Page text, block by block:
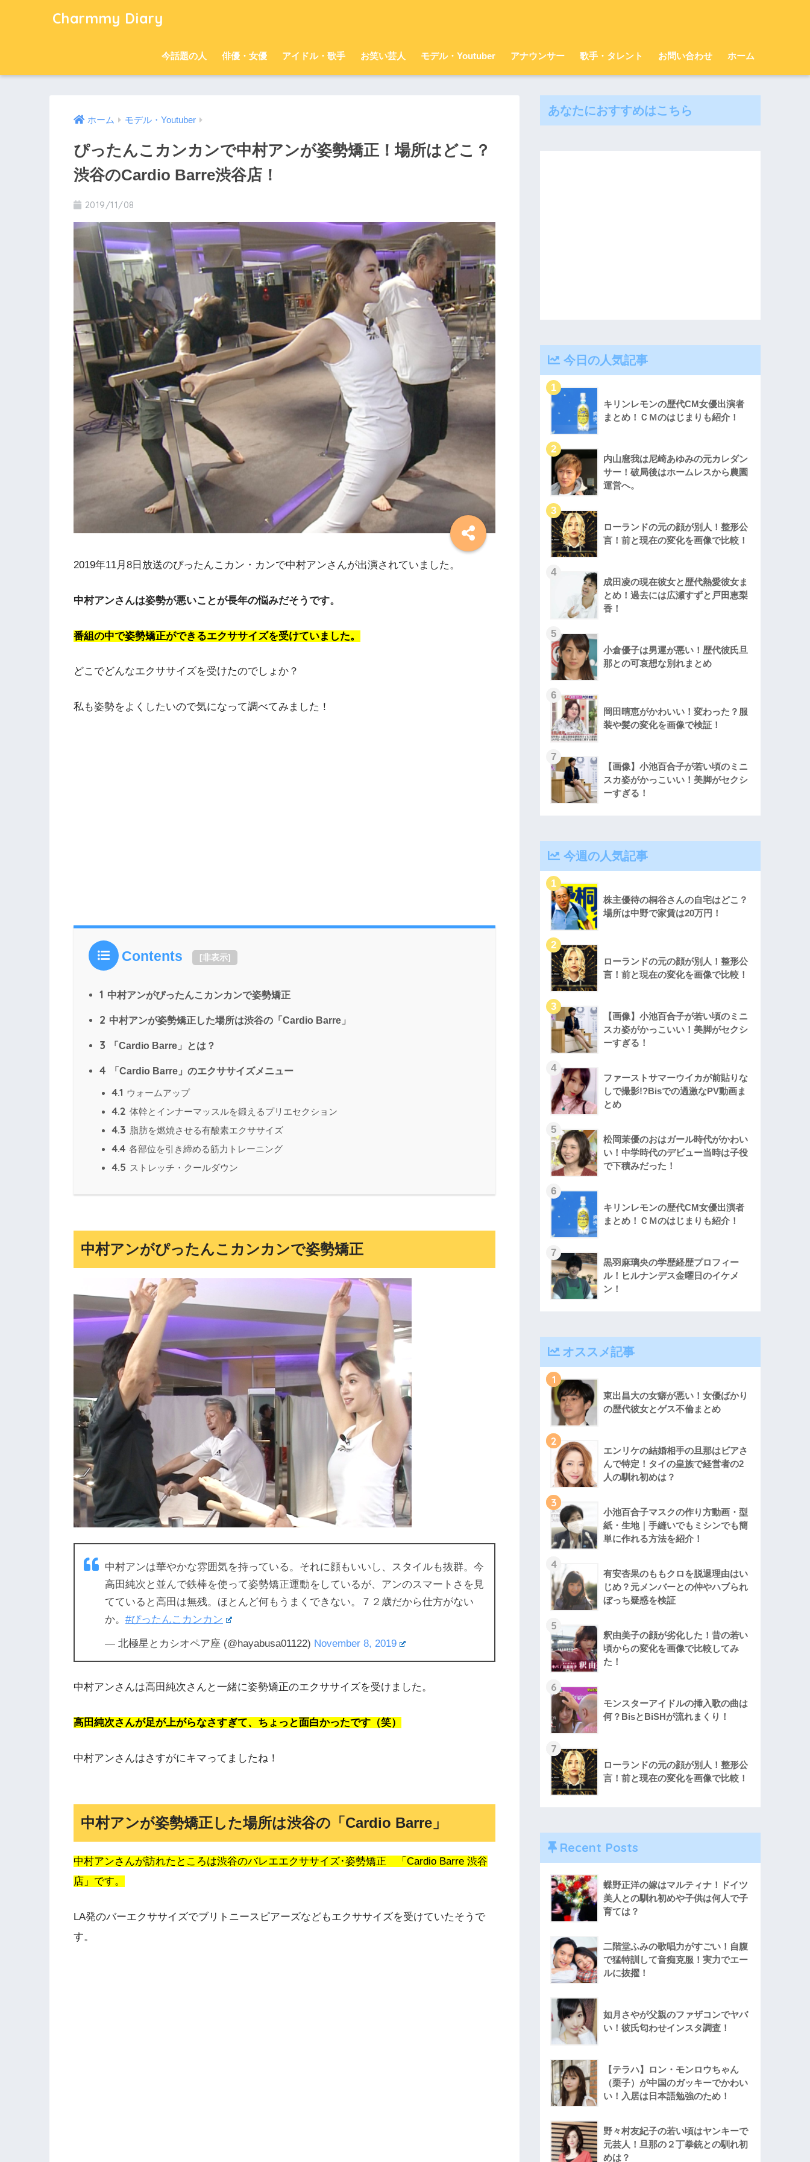
Charmmy Diary
今話題の人 俳優・女優 アイドル・歌手 お笑い芸人 モデル・Youtuber アナウンサー 歌手・タレント お問い合わせ ホーム
ホーム モデル・Youtuber
ぴったんこカンカンで中村アンが姿勢矯正！場所はどこ？
渋谷のCardio Barre渋谷店！
2019/11/08
2019年11月8日放送のぴったんこカン・カンで中村アンさんが出演されていました。
中村アンさんは姿勢が悪いことが長年の悩みだそうです。
番組の中で姿勢矯正ができるエクササイズを受けていました。
どこでどんなエクササイズを受けたのでしょか？
私も姿勢をよくしたいので気になって調べてみました！
Contents [非表示]
1 中村アンがぴったんこカンカンで姿勢矯正
2 中村アンが姿勢矯正した場所は渋谷の「Cardio Barre」
3 「Cardio Barre」とは？
4 「Cardio Barre」のエクササイズメニュー
4.1 ウォームアップ
4.2 体幹とインナーマッスルを鍛えるプリエセクション
4.3 脂肪を燃焼させる有酸素エクササイズ
4.4 各部位を引き締める筋力トレーニング
4.5 ストレッチ・クールダウン
中村アンがぴったんこカンカンで姿勢矯正
中村アンは華やかな雰囲気を持っている。それに顔もいいし、スタイルも抜群。今
高田純次と並んで鉄棒を使って姿勢矯正運動をしているが、アンのスマートさを見
てていると高田は無残。ほとんど何もうまくできない。７２歳だから仕方がない
か。 #ぴったんこカンカン
— 北極星とカシオペア座 (@hayabusa01122) November 8, 2019
中村アンさんは高田純次さんと一緒に姿勢矯正のエクササイズを受けました。
高田純次さんが足が上がらなさすぎて、ちょっと面白かったです（笑）
中村アンさんはさすがにキマってましたね！
中村アンが姿勢矯正した場所は渋谷の「Cardio Barre」
中村アンさんが訪れたところは渋谷のバレエエクササイズ･姿勢矯正 「Cardio Barre 渋谷
店」です。
LA発のバーエクササイズでブリトニースピアーズなどもエクササイズを受けていたそうで
す。
あなたにおすすめはこちら
今日の人気記事
キリンレモンの歴代CM女優出演者
まとめ！ＣＭのはじまりも紹介！
内山麿我は尼崎あゆみの元カレダン
サー！破局後はホームレスから農園
運営へ。
ローランドの元の顔が別人！整形公
言！前と現在の変化を画像で比較！
成田凌の現在彼女と歴代熱愛彼女ま
とめ！過去には広瀬すずと戸田恵梨
香！
小倉優子は男運が悪い！歴代彼氏旦
那との可哀想な別れまとめ
岡田晴恵がかわいい！変わった？服
装や髪の変化を画像で検証！
【画像】小池百合子が若い頃のミニ
スカ姿がかっこいい！美脚がセクシ
ーすぎる！
今週の人気記事
株主優待の桐谷さんの自宅はどこ？
場所は中野で家賃は20万円！
ローランドの元の顔が別人！整形公
言！前と現在の変化を画像で比較！
【画像】小池百合子が若い頃のミニ
スカ姿がかっこいい！美脚がセクシ
ーすぎる！
ファーストサマーウイカが前貼りな
しで撮影!?Bisでの過激なPV動画ま
とめ
松岡茉優のおはガール時代がかわい
い！中学時代のデビュー当時は子役
で下積みだった！
キリンレモンの歴代CM女優出演者
まとめ！ＣＭのはじまりも紹介！
黒羽麻璃央の学歴経歴プロフィー
ル！ヒルナンデス金曜日のイケメ
ン！
オススメ記事
1
東出昌大の女癖が悪い！女優ばかり
の歴代彼女とゲス不倫まとめ
2
エンリケの結婚相手の旦那はビアさ
んで特定！タイの皇族で経営者の2
人の馴れ初めは？
3
小池百合子マスクの作り方動画・型
紙・生地｜手縫いでもミシンでも簡
単に作れる方法を紹介！
4
有安杏果のももクロを脱退理由はい
じめ？元メンバーとの仲やハブられ
ぼっち疑惑を検証
5
釈由美子の顔が劣化した！昔の若い
頃からの変化を画像で比較してみ
た！
6
モンスターアイドルの挿入歌の曲は
何？BisとBiSHが流れまくり！
7
ローランドの元の顔が別人！整形公
言！前と現在の変化を画像で比較！
Recent Posts
蝶野正洋の嫁はマルティナ！ドイツ
美人との馴れ初めや子供は何人で子
育ては？
二階堂ふみの歌唱力がすごい！自腹
で猛特訓して音痴克服！実力でエー
ルに抜擢！
如月さやが父親のファザコンでヤバ
い！彼氏匂わせインスタ調査！
【テラハ】ロン・モンロウちゃん
（栗子）が中国のガッキーでかわい
い！入居は日本語勉強のため！
野々村友紀子の若い頃はヤンキーで
元芸人！旦那の２丁拳銃との馴れ初
めは？